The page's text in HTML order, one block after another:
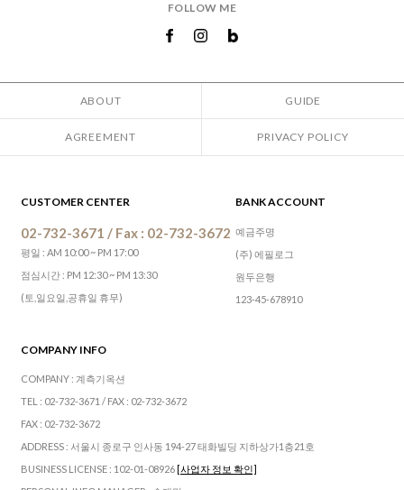
FOLLOW ME
ABOUT GUIDE
AGREEMENT PRIVACY POLICY
CUSTOMER CENTER
02-732-3671 / Fax : 02-732-3672
평일 : AM 10:00 ~ PM 17:00
점심시간 : PM 12:30 ~ PM 13:30
(토,일요일,공휴일 휴무)
BANK ACCOUNT
예금주명
(주) 에필로그
원두은행
123-45-678910
COMPANY INFO
COMPANY : 계측기옥션
TEL : 02-732-3671 / FAX : 02-732-3672
FAX : 02-732-3672
ADDRESS : 서울시 종로구 인사동 194-27 태화빌딩 지하상가1층21호
BUSINESS LICENSE : 102-01-08926[사업자 정보 확인]